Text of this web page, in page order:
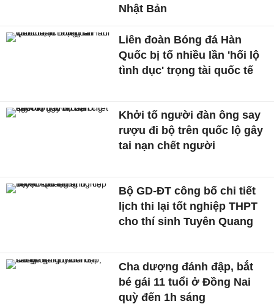
Nhật Bản
Liên đoàn Bóng đá Hàn
Quốc bị tố nhiều lần 'hối lộ
tình dục' trọng tài quốc tế
Khởi tố người đàn ông say
rượu đi bộ trên quốc lộ gây
tai nạn chết người
Bộ GD-ĐT công bố chi tiết
lịch thi lại tốt nghiệp THPT
cho thí sinh Tuyên Quang
Cha dượng đánh đập, bắt
bé gái 11 tuổi ở Đồng Nai
quỳ đến 1h sáng